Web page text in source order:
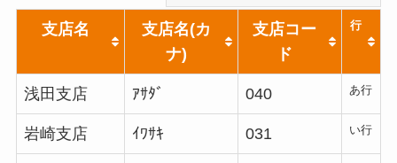
支店名
支店名(カ
ナ)
支店コー
ド
行
浅田支店 ｱｻﾀﾞ 040 あ行
岩崎支店 ｲﾜｻｷ 031 い行